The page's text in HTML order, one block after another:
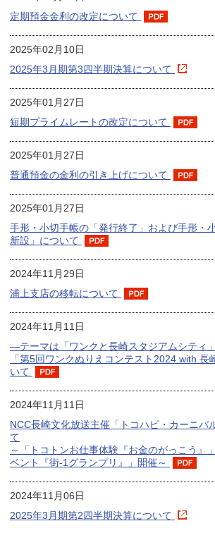
定期預金金利の改定について
2025年02月10日
2025年3月期第3四半期決算について
2025年01月27日
短期プライムレートの改定について
2025年01月27日
普通預金の金利の引き上げについて
2025年01月27日
手形・小切手帳の「発行終了」および手形・
新設」について
2024年11月29日
浦上支店の移転について
2024年11月11日
―テーマは「ワンクと長崎スタジアムシティ
「第5回ワンクぬりえコンテスト2024 with 長
いて
2024年11月11日
NCC長崎文化放送主催「トコハピ・カーニバ
て
～「トコトンお仕事体験『お金のがっこう』
ベント『街-1グランプリ』」開催～
2024年11月06日
2025年3月期第2四半期決算について